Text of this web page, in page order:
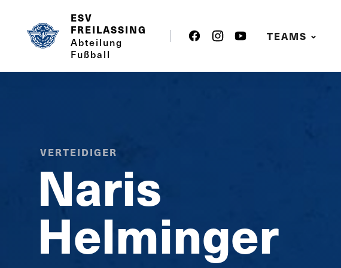
ESV
FREILASSING
Abteilung
Fußball
TEAMS
VERTEIDIGER
Naris
Helminger